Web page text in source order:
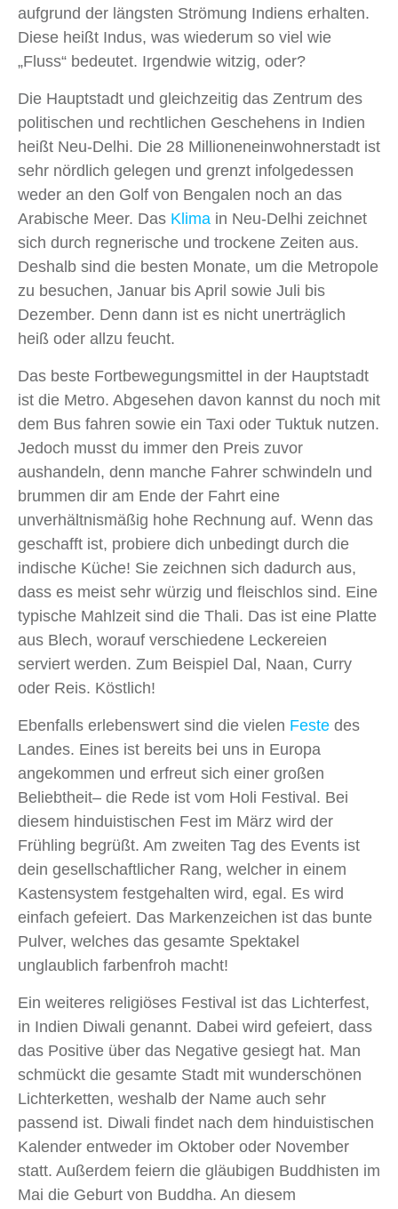
aufgrund der längsten Strömung Indiens erhalten.
Diese heißt Indus, was wiederum so viel wie
„Fluss“ bedeutet. Irgendwie witzig, oder?
Die Hauptstadt und gleichzeitig das Zentrum des
politischen und rechtlichen Geschehens in Indien
heißt Neu-Delhi. Die 28 Millioneneinwohnerstadt ist
sehr nördlich gelegen und grenzt infolgedessen
weder an den Golf von Bengalen noch an das
Arabische Meer. Das Klima in Neu-Delhi zeichnet
sich durch regnerische und trockene Zeiten aus.
Deshalb sind die besten Monate, um die Metropole
zu besuchen, Januar bis April sowie Juli bis
Dezember. Denn dann ist es nicht unerträglich
heiß oder allzu feucht.
Das beste Fortbewegungsmittel in der Hauptstadt
ist die Metro. Abgesehen davon kannst du noch mit
dem Bus fahren sowie ein Taxi oder Tuktuk nutzen.
Jedoch musst du immer den Preis zuvor
aushandeln, denn manche Fahrer schwindeln und
brummen dir am Ende der Fahrt eine
unverhältnismäßig hohe Rechnung auf. Wenn das
geschafft ist, probiere dich unbedingt durch die
indische Küche! Sie zeichnen sich dadurch aus,
dass es meist sehr würzig und fleischlos sind. Eine
typische Mahlzeit sind die Thali. Das ist eine Platte
aus Blech, worauf verschiedene Leckereien
serviert werden. Zum Beispiel Dal, Naan, Curry
oder Reis. Köstlich!
Ebenfalls erlebenswert sind die vielen Feste des
Landes. Eines ist bereits bei uns in Europa
angekommen und erfreut sich einer großen
Beliebtheit– die Rede ist vom Holi Festival. Bei
diesem hinduistischen Fest im März wird der
Frühling begrüßt. Am zweiten Tag des Events ist
dein gesellschaftlicher Rang, welcher in einem
Kastensystem festgehalten wird, egal. Es wird
einfach gefeiert. Das Markenzeichen ist das bunte
Pulver, welches das gesamte Spektakel
unglaublich farbenfroh macht!
Ein weiteres religiöses Festival ist das Lichterfest,
in Indien Diwali genannt. Dabei wird gefeiert, dass
das Positive über das Negative gesiegt hat. Man
schmückt die gesamte Stadt mit wunderschönen
Lichterketten, weshalb der Name auch sehr
passend ist. Diwali findet nach dem hinduistischen
Kalender entweder im Oktober oder November
statt. Außerdem feiern die gläubigen Buddhisten im
Mai die Geburt von Buddha. An diesem